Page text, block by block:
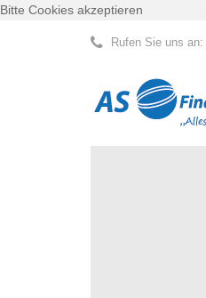
Bitte Cookies akzeptieren
Rufen Sie uns an: